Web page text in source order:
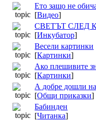
Ето защо не
[Видео]
СВЕТЪТ СЛЕД
[Инкубатор]
Весели картинки
[Картинки]
Ако плешивите
[Картинки]
А добре дошли
[Общи приказки]
Бабинден
[Читанка]